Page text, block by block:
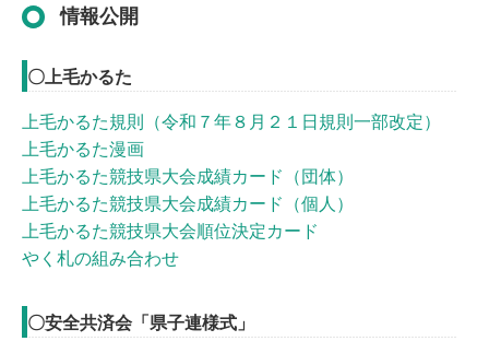
情報公開
〇上毛かるた
上毛かるた規則（令和７年８月２１日規則一部改定）
上毛かるた漫画
上毛かるた競技県大会成績カード（団体）
上毛かるた競技県大会成績カード（個人）
上毛かるた競技県大会順位決定カード
やく札の組み合わせ
〇安全共済会「県子連様式」